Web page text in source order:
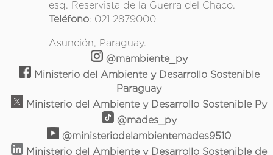
esq. Reservista de la Guerra del Chaco.
Teléfono: 021 2879000
Asunción, Paraguay.
@mambiente_py
Ministerio del Ambiente y Desarrollo Sostenible
Paraguay
Ministerio del Ambiente y Desarrollo Sostenible Py
@mades_py
@ministeriodelambientemades9510
Ministerio del Ambiente y Desarrollo Sostenible de